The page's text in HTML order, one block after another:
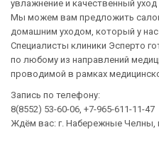
увлажнение и качественный уход
Мы можем вам предложить
домашним уходом, который у нас
Специалисты клиники Эсперто
по любому из направлений
проводимой в рамках
Запись по телефону:
8(8552) 53-60-06, +7-965-611-11-47
Ждём вас: г. Набережные Челны,